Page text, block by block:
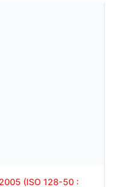
(ISO 128-50 :